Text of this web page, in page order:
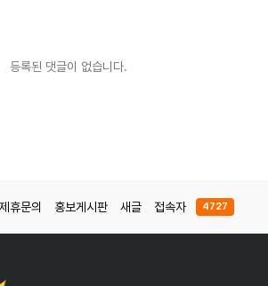
등록된 댓글이 없습니다.
제휴문의 홍보게시판 새글 접속자 4727